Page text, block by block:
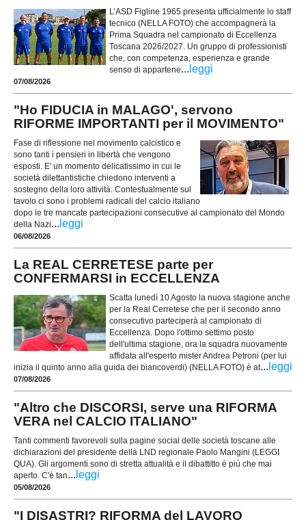
L’ASD Figline 1965 presenta ufficialmente lo staff
tecnico (NELLA FOTO) che accompagnerà la
Prima Squadra nel campionato di Eccellenza
Toscana 2026/2027. Un gruppo di professionisti
che, con competenza, esperienza e grande
senso di appartene... leggi
07/08/2026
"Ho FIDUCIA in MALAGO', servono
RIFORME IMPORTANTI per il MOVIMENTO"
Fase di riflessione nel movimento calcistico e
sono tanti i pensieri in libertà che vengono
esposti. E' un momento delicatissimo in cui le
società dilettantistiche chiedono interventi a
sostegno della loro attività. Contestualmente sul
tavolo ci sono i problemi radicali del calcio italiano
dopo le tre mancate partecipazioni consecutive al campionato del Mondo
della Nazi... leggi
06/08/2026
La REAL CERRETESE parte per
CONFERMARSI in ECCELLENZA
Scatta lunedì 10 Agosto la nuova stagione anche
per la Real Cerretese che per il secondo anno
consecutivo parteciperà al campionato di
Eccellenza. Dopo l'ottimo settimo posto
dell'ultima stagione, ora la squadra nuovamente
affidata all'esperto mister Andrea Petroni (per lui
inizia il quinto anno alla guida dei biancoverdi) (NELLA FOTO) è at... leggi
07/08/2026
"Altro che DISCORSI, serve una RIFORMA
VERA nel CALCIO ITALIANO"
Tanti commenti favorevoli sulla pagine social delle società toscane alle
dichiarazioni del presidente della LND regionale Paolo Mangini (LEGGI
QUA). Gli argomenti sono di stretta attualità e il dibattitto è più che mai
aperto. C'è tan... leggi
05/08/2026
"I DISASTRI? RIFORMA del LAVORO